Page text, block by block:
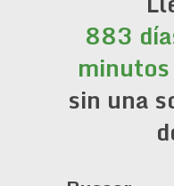
883
sin una